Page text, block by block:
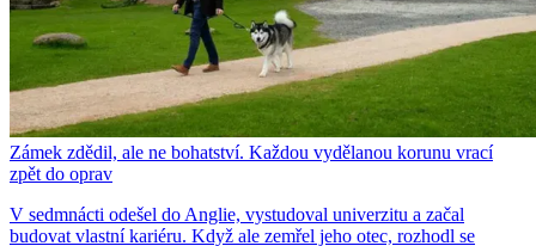
Zámek zdědil, ale ne bohatství. Každou vydělanou korunu vrací
zpět do oprav
V sedmnácti odešel do Anglie, vystudoval univerzitu a začal
budovat vlastní kariéru. Když ale zemřel jeho otec, rozhodl se